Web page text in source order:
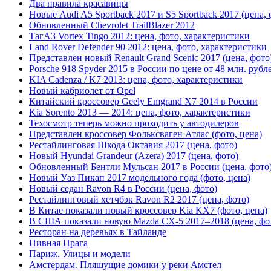
Два правила красавицы
Новые Audi A5 Sportback 2017 и S5 Sportback 2017 (цена,
Обновленный Chevrolet TrailBlazer 2012
ТагАЗ Vortex Tingo 2012: цена, фото, характеристики
Land Rover Defender 90 2012: цена, фото, характеристики
Представлен новый Renault Grand Scenic 2017 (цена,
Porsche 918 Spyder 2015 в России по цене от 48 млн.
KIA Cadenza / K7 2013: цена, фото, характеристики
Новый кабриолет от Opel
Китайский кроссовер Geely Emgrand X7 2014 в России
Kia Sorento 2013 — 2014: цена, фото, характеристики
Техосмотр теперь можно проходить у автодилеров
Представлен кроссовер Фольксваген Атлас (фото, цена)
Рестайлинговая Шкода Октавия 2017 (цена, фото)
Новый Hyundai Grandeur (Azera) 2017 (цена, фото)
Обновленный Бентли Мульсан 2017 в России (цена,
Новый Уаз Пикап 2017 модельного года (фото, цена)
Новый седан Ravon R4 в России (цена, фото)
Рестайлинговый хетчбэк Ravon R2 2017 (цена, фото)
В Китае показали новый кроссовер Kia KX7 (фото, цена)
В США показали новую Mazda CX-5 2017–2018 (цена,
Ресторан на деревьях в Тайланде
Пивная Прага
Париж. Улицы и модели
Амстердам. Пляшущие домики у реки Амстел